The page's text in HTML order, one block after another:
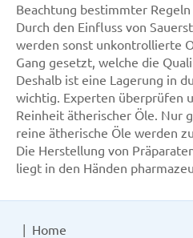
Beachtung bestimmter
Durch den Einfluss von
werden sonst unkontrollierte
Gang gesetzt, welche die
Deshalb ist eine Lagerung in
wichtig. Experten überprüfen
Reinheit ätherischer Öle. Nur
reine ätherische Öle werden
Die Herstellung von
liegt in den Händen
Home